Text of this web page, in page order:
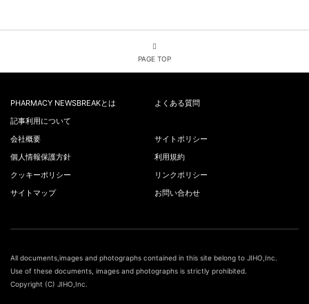
PAGE TOP
PHARMACY NEWSBREAKとは
よくある質問
記事利用について
会社概要
サイトポリシー
個人情報保護方針
利用規約
クッキーポリシー
リンクポリシー
サイトマップ
お問い合わせ
All documents,images and photographs contained in this site belong to JIHO,Inc.
Use of these documents, images and photographs is strictly prohibited.
Copyright (C) JIHO,Inc.